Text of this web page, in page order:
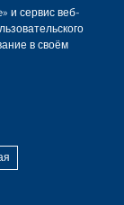
и сервис веб-
в своём